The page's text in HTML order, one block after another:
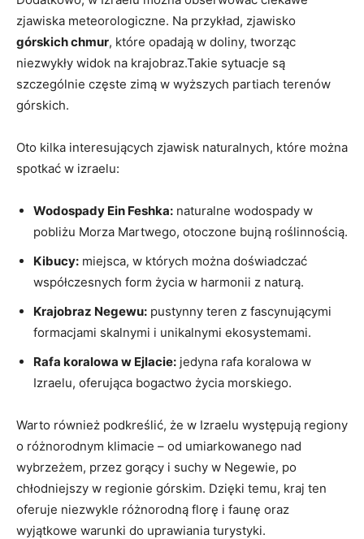
zjawiska meteorologiczne. Na przykład, zjawisko
górskich chmur, które opadają w doliny, tworząc
niezwykły widok na krajobraz.Takie sytuacje są
szczególnie częste zimą w wyższych partiach terenów
górskich.
Oto kilka interesujących zjawisk naturalnych, które można
spotkać w izraelu:
Wodospady Ein Feshka: naturalne wodospady w
pobliżu Morza Martwego, otoczone bujną roślinnością.
Kibucy: miejsca, w których można doświadczać
współczesnych form życia w harmonii z naturą.
Krajobraz Negewu: pustynny teren z fascynującymi
formacjami skalnymi i unikalnymi ekosystemami.
Rafa koralowa w Ejlacie: jedyna rafa koralowa w
Izraelu, oferująca bogactwo życia morskiego.
Warto również podkreślić, że w Izraelu występują regiony
o różnorodnym klimacie – od umiarkowanego nad
wybrzeżem, przez gorący i suchy w Negewie, po
chłodniejszy w regionie górskim. Dzięki temu, kraj ten
oferuje niezwykle różnorodną florę i faunę oraz
wyjątkowe warunki do uprawiania turystyki.